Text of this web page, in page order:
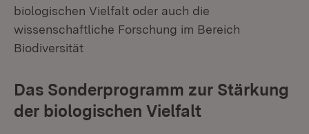
biologischen Vielfalt oder auch die
wissenschaftliche Forschung im Bereich
Biodiversität
Das Sonderprogramm zur Stärkung
der biologischen Vielfalt